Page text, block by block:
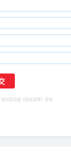
视为您同意 《隐私保障》 条例